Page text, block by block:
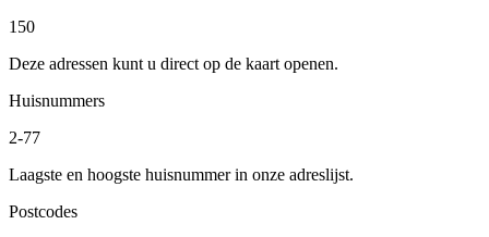
150
Deze adressen kunt u direct op de kaart openen.
Huisnummers
2-77
Laagste en hoogste huisnummer in onze adreslijst.
Postcodes